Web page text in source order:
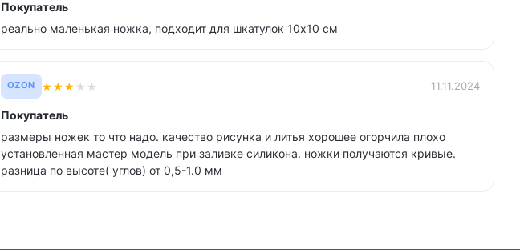
Покупатель
реально маленькая ножка, подходит для шкатулок 10х10 см
OZON ★★★ ★ ★ 11.11.2024
Покупатель
размеры ножек то что надо. качество рисунка и литья хорошее огорчила плохо
установленная мастер модель при заливке силикона. ножки получаются кривые.
разница по высоте( углов) от 0,5-1.0 мм